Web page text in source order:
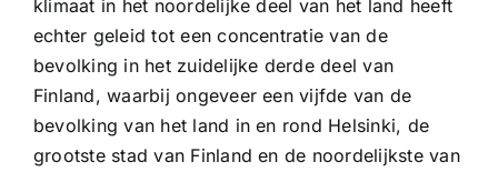
klimaat in het noordelijke deel van het land heeft
echter geleid tot een concentratie van de
bevolking in het zuidelijke derde deel van
Finland, waarbij ongeveer een vijfde van de
bevolking van het land in en rond Helsinki, de
grootste stad van Finland en de noordelijkste van